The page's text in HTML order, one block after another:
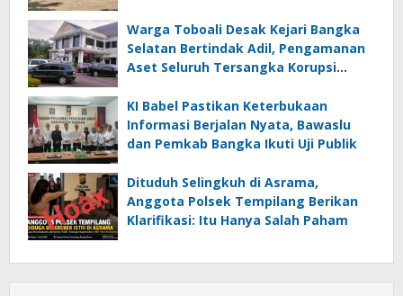
Warga Toboali Desak Kejari Bangka
Selatan Bertindak Adil, Pengamanan
Aset Seluruh Tersangka Korupsi
KI Babel Pastikan Keterbukaan
Informasi Berjalan Nyata, Bawaslu
dan Pemkab Bangka Ikuti Uji Publik
Dituduh Selingkuh di Asrama,
Anggota Polsek Tempilang Berikan
Klarifikasi: Itu Hanya Salah Paham